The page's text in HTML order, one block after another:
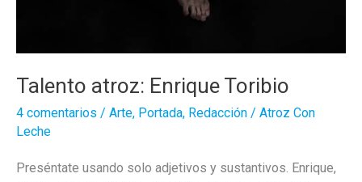
Talento atroz: Enrique Toribio
4 comentarios / Arte, Portada, Redacción / Atroz Con
Leche
Preséntate usando solo adjetivos y sustantivos. Enrique,